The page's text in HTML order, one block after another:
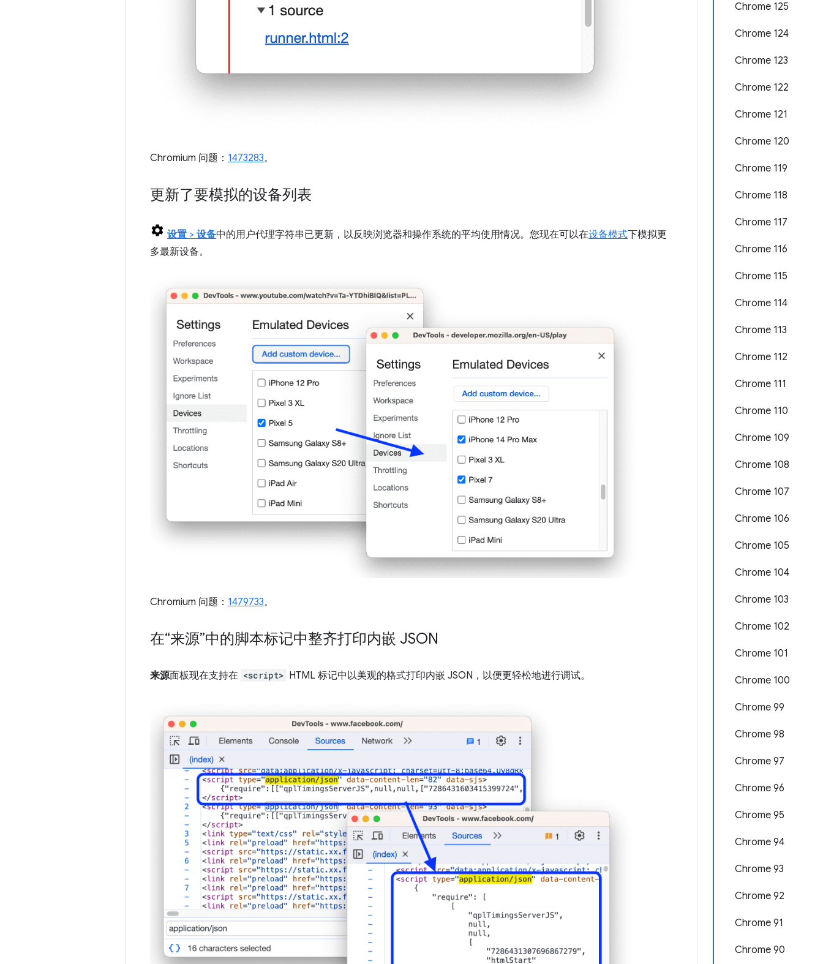
Chrome 125
Chrome 124
Chrome 123
Chrome 122
Chrome 121
Chrome 120
Chrome 119
Chrome 118
Chrome 117
Chrome 116
Chrome 115
Chrome 114
Chrome 113
Chrome 112
Chrome 111
Chrome 110
Chrome 109
Chrome 108
Chrome 107
Chrome 106
Chrome 105
Chrome 104
Chrome 103
Chrome 102
Chrome 101
Chrome 100
Chrome 99
Chrome 98
Chrome 97
Chrome 96
Chrome 95
Chrome 94
Chrome 93
Chrome 92
Chrome 91
Chrome 90
Chromium 问题： 1473283。
更新了要模拟的设备列表
设置 > 设备中的用户代理字符串已更新，以反映浏览器和操作系统的平均使用情况。您现在可以在设备模式下模拟更
多最新设备。
Chromium 问题： 1479733。
在“来源”中的脚本标记中整齐打印内嵌 JSON
来源面板现在支持在 <script> HTML 标记中以美观的格式打印内嵌 JSON，以便更轻松地进行调试。